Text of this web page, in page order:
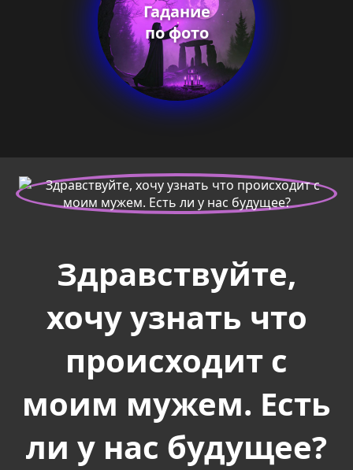
Гадание
по фото
Здравствуйте,
хочу узнать что
происходит с
моим мужем. Есть
ли у нас будущее?